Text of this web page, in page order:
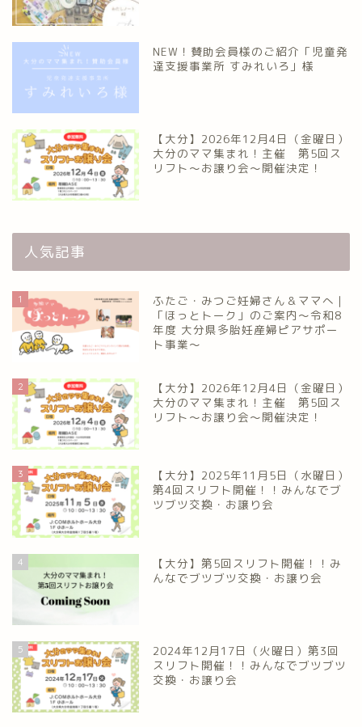
NEW！賛助会員様のご紹介「児童発
達支援事業所 すみれいろ」様
【大分】2026年12月4日（金曜日）
大分のママ集まれ！主催 第5回ス
リフト〜お譲り会〜開催決定！
人気記事
1
ふたご・みつご妊婦さん＆ママへ｜
「ほっとトーク」のご案内～令和8
年度 大分県多胎妊産婦ピアサポー
ト事業～
2
【大分】2026年12月4日（金曜日）
大分のママ集まれ！主催 第5回ス
リフト〜お譲り会〜開催決定！
3
【大分】2025年11月5日（水曜日）
第4回スリフト開催！！みんなでブ
ツブツ交換・お譲り会
4
【大分】第5回スリフト開催！！み
んなでブツブツ交換・お譲り会
5
2024年12月17日（火曜日）第3回
スリフト開催！！みんなでブツブツ
交換・お譲り会